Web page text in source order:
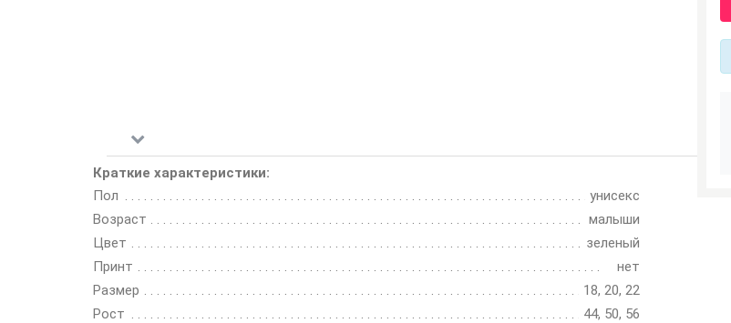
Краткие характеристики:
Пол
унисекс
Возраст
малыши
Цвет
зеленый
Принт
нет
Размер
18, 20, 22
Рост
44, 50, 56